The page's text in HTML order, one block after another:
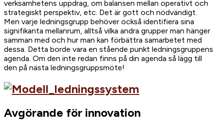
verksamhetens uppdrag, om balansen mellan operativt och
strategiskt perspektiv, etc. Det är gott och nödvändigt.
Men varje ledningsgrupp behöver också identifiera sina
signifikanta mellanrum, alltså vilka andra grupper man hänger
samman med och hur man kan förbättra samarbetet med
dessa. Detta borde vara en stående punkt ledningsgruppens
agenda. Om den inte redan finns på din agenda så lägg till
den på nästa ledningsgruppsmöte!
Avgörande för innovation